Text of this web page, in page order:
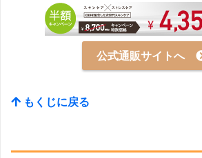
公式通販サイトへ
もくじに戻る